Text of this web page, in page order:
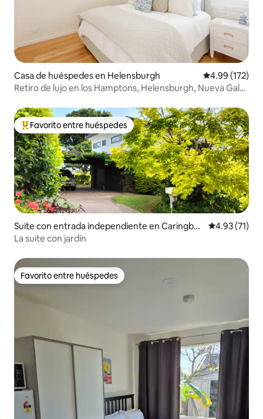
Casa de huéspedes en Helensburgh Calificación
4.99 (172)
Retiro de lujo en los Hamptons, Helensburgh, Nueva Gales
De los mejores en Favorito entre huéspedes
Favorito entre huéspedes
Suite con entrada independiente en Caringbah
South
Calificación
4.93 (71)
La suite con jardín
Favorito entre huéspedes
Favorito entre huéspedes